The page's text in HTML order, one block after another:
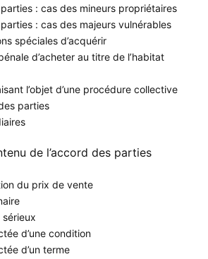
: cas des mineurs propriétaires
: cas des majeurs vulnérables
spéciales d’acquérir
d’acheter au titre de l’habitat
l’objet d’une procédure collective
parties
de l’accord des parties
du prix de vente
d’une condition
d’un terme